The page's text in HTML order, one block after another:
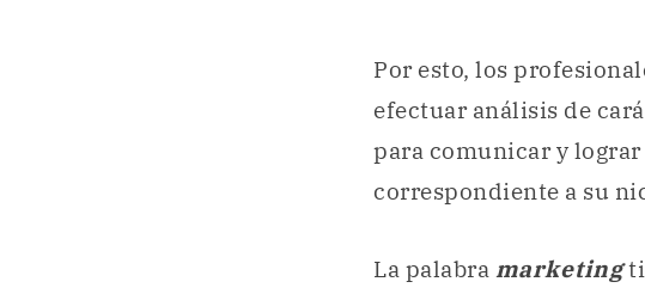
Por esto, los
efectuar análisis de
para comunicar y
correspondiente a su
La palabra marketing